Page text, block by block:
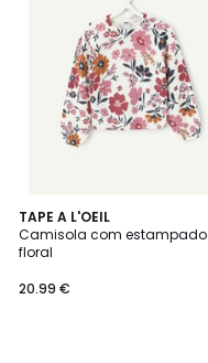
TAPE A L'OEIL
Camisola com estampado
floral
20.99 €